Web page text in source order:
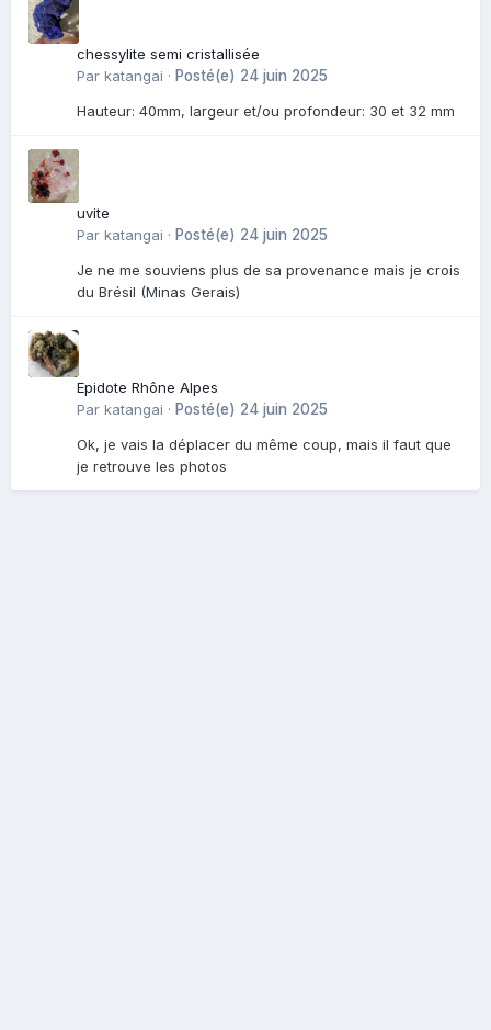
chessylite semi cristallisée
Par katangai · Posté(e) 24 juin 2025
Hauteur: 40mm, largeur et/ou profondeur: 30 et 32 mm
uvite
Par katangai · Posté(e) 24 juin 2025
Je ne me souviens plus de sa provenance mais je crois
du Brésil (Minas Gerais)
Epidote Rhône Alpes
Par katangai · Posté(e) 24 juin 2025
Ok, je vais la déplacer du même coup, mais il faut que
je retrouve les photos